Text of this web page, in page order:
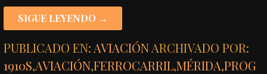
SIGUE LEYENDO →
PUBLICADO EN: AVIACIÓNARCHIVADO POR:
1910S,AVIACIÓN,FERROCARRIL,MÉRIDA,PROG